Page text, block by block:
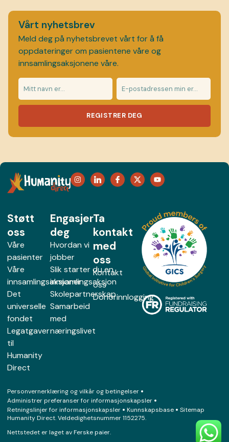
Vårt nyhetsbrev
Meld deg på nyhetsbrevet vårt for å få
oppdateringer om pasientene våre og
innsamlingsaksjonene våre.
REGISTRER DEG
Støtt
oss
Våre
pasienter
Våre
innsamlingsaksjoner
Det
universelle
fondet
Legatgaver
til
Humanity
Direct
Engasjer
deg
Hvordan vi
jobber
Slik starter du en
innsamlingsaksjon
Skolepartnerskap
Samarbeid
med
næringslivet
Ta
kontakt
med
oss
Kontakt
oss
Donorinnlogging
Humanity Direct. Veldedighetsnummer 1152275.
Personvernerklæring og vilkår og betingelser
Administrer preferanser for informasjonskapsler
Retningslinjer for informasjonskapsler
Kunnskapsbase Sitemap
Nettstedet er laget avFerske paier.